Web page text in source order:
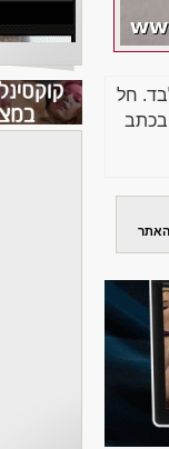
חל
בכתב
האתר